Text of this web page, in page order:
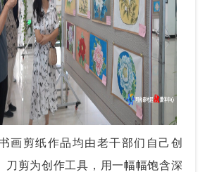
剪纸作品均由老干部们自己创
刀剪为创作工具，用一幅幅饱含深